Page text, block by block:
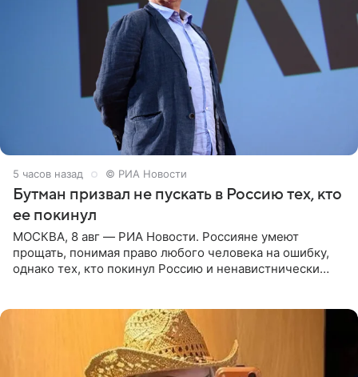
5 часов назад © РИА Новости
Бутман призвал не пускать в Россию тех, кто
ее покинул
МОСКВА, 8 авг — РИА Новости. Россияне умеют
прощать, понимая право любого человека на ошибку,
однако тех, кто покинул Россию и ненавистнически